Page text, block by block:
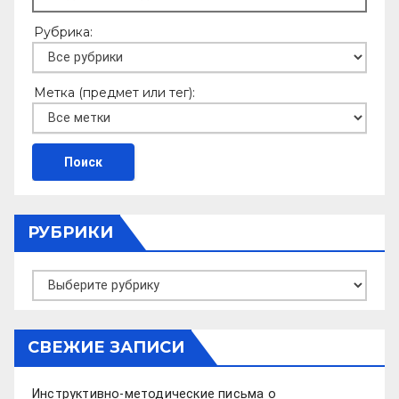
Рубрика:
Метка (предмет или тег):
РУБРИКИ
Рубрики
СВЕЖИЕ ЗАПИСИ
Инструктивно-методические письма о